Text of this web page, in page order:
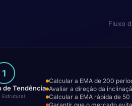
Fluxo
1
de Tendência
Estrutural
Calcular a EMA de 200
Avaliar a direção da
Calcular a EMA rápida de
Garantir que o mercado